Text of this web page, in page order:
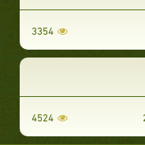
3354
4524